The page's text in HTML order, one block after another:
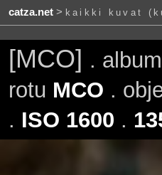
catza.net> kaikki kuvat
[MCO] .
rotu MCO .
. ISO 1600 .